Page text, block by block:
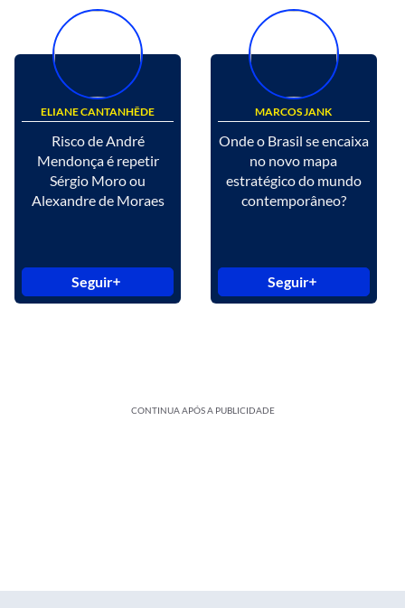
ELIANE CANTANHÊDE
Risco de André
Mendonça é repetir
Sérgio Moro ou
Alexandre de Moraes
Seguir
MARCOS JANK
Onde o Brasil se encaixa
no novo mapa
estratégico do mundo
contemporâneo?
Seguir
CONTINUA APÓS A PUBLICIDADE